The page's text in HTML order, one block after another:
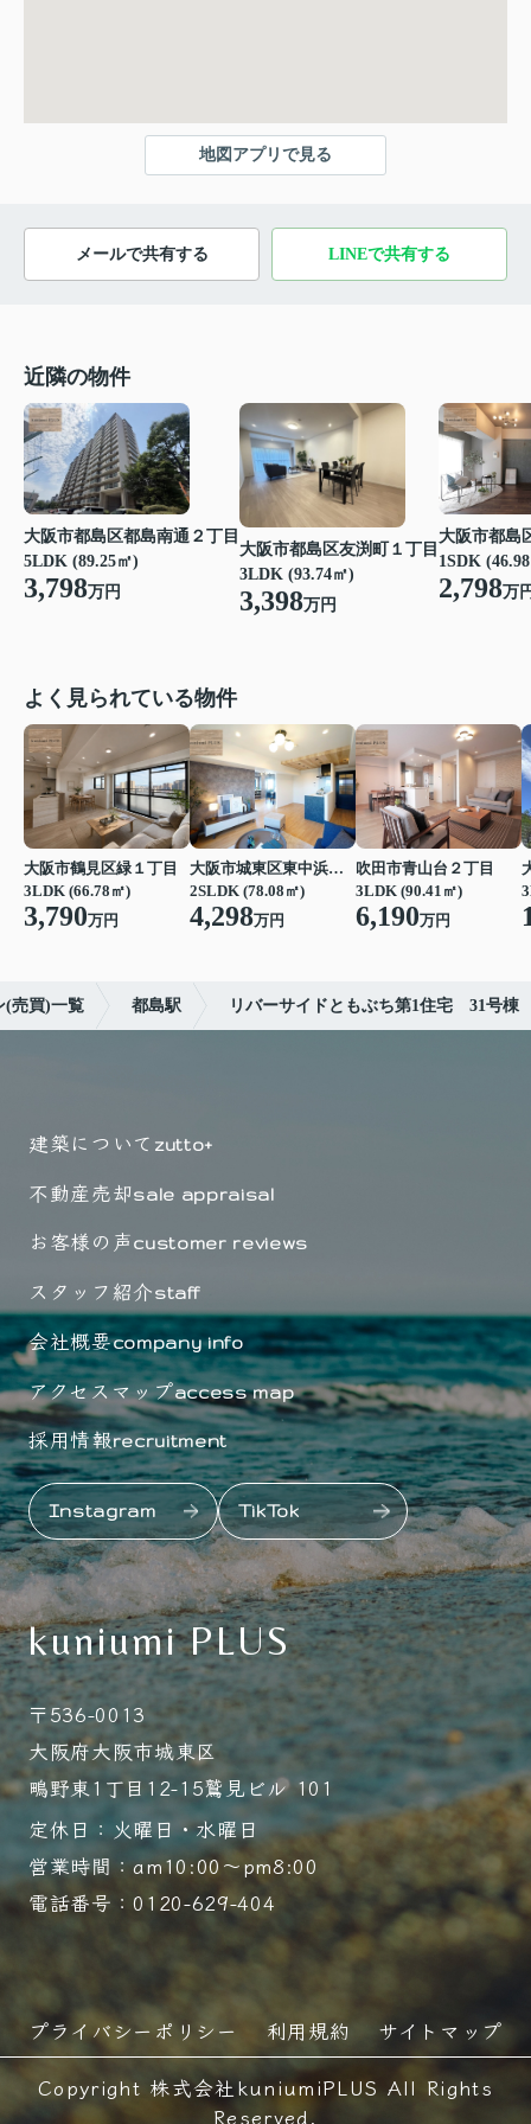
地図アプリで見る
メールで共有する LINEで共有する
近隣の物件
大阪市都島区都島南通２丁目
5LDK (89.25㎡)
3,798万円
大阪市都島区友渕町１丁目
3LDK (93.74㎡)
3,398万円
大阪市都島
1SDK
2,798万
よく見られている物件
大阪市鶴見区緑１丁目
3LDK (66.78㎡)
3,790万円
大阪市城東区東中浜６丁目
2SLDK (78.08㎡)
4,298万円
吹田市青山台２丁目
3LDK (90.41㎡)
6,190万円
(売買)一覧 都島駅 リバーサイドともぶち第1住宅 31号棟
建築について zutto+
不動産売却sale appraisal
お客様の声customer reviews
スタッフ紹介staff
会社概要company info
アクセスマップaccess map
採用情報recruitment
Instagram TikTok
kuniumi PLUS
〒536-0013
大阪府大阪市城東区
鴫野東1丁目12-15鷲見ビル 101
定休日：火曜日・水曜日
営業時間：am10:00～pm8:00
電話番号：0120-629-404
プライバシーポリシー 利用規約
サイトマップ
Copyright 株式会社kuniumiPLUS All Rights
Reserved.